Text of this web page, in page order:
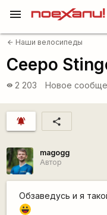
menu
arrow_back Наши велосипеды
Ceepo
visibility 2 203 Новое
notifications_active share
magogg
Автор
Обзаведусь и я
|-))